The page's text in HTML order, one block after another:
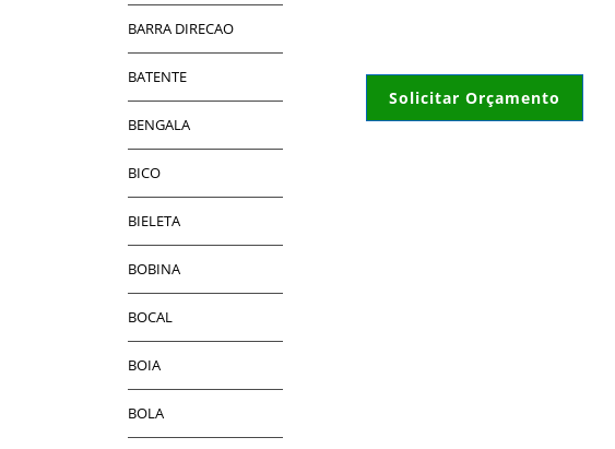
Solicitar Orçamento
BARRA DIRECAO
BATENTE
BENGALA
BICO
BIELETA
BOBINA
BOCAL
BOIA
BOLA